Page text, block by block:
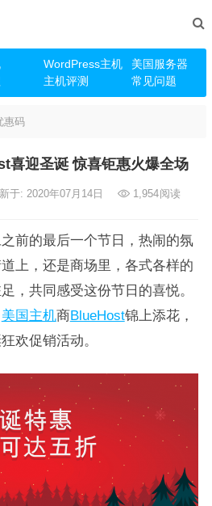
WordPress主机
美国服务器
主机评测 常见问题
惠码
喜迎圣诞 惊喜钜惠火爆全场
于: 2020年07月14日 1,954阅读
前的最后一个节日，热闹的氛
上，还是商场里，各式各样的
，共同感受这份节日的喜悦。
美国主机商BlueHost锦上添花，
欢促销活动。